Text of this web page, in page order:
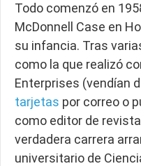
Todo comenzó en
McDonnell Case en
su infancia. Tras
como la que realizó
Enterprises (vendían
tarjetas por correo o
como editor de
verdadera carrera
universitario de